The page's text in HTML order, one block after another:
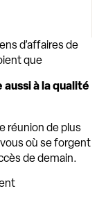
d’affaires de
que
à la qualité
réunion de plus
où se forgent
de demain.